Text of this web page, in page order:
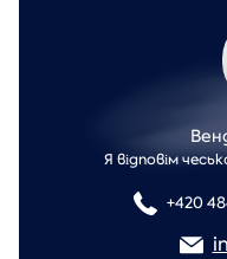
Я відповім
+420